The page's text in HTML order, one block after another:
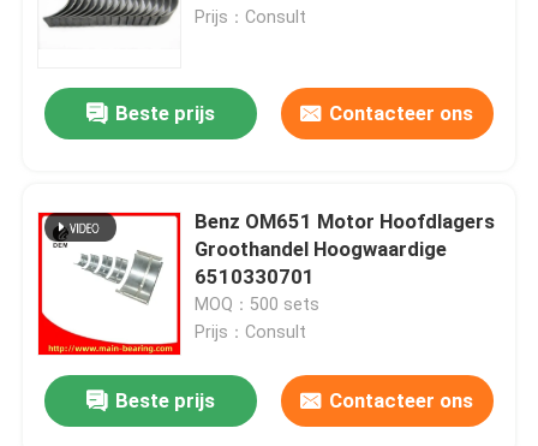
Prijs：Consult
Beste prijs Contacteer ons
Benz OM651 Motor Hoofdlagers
Groothandel Hoogwaardige
6510330701
MOQ：500 sets
Prijs：Consult
Beste prijs Contacteer ons